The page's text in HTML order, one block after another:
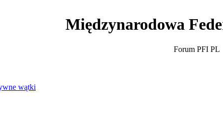
Międzynarodowa
Forum PFI PL
wątki